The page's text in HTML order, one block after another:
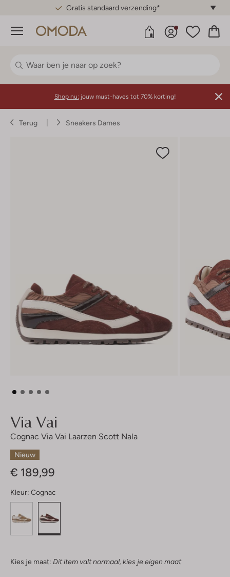
Gratis standaard verzending*
Menu
Shop nu: jouw must-haves tot 70% korting!
Terug Sneakers Dames
Via Vai
Cognac Via Vai Laarzen Scott Nala
Nieuw
€ 189,99
Kleur: Cognac
Kies je maat: Dit item valt normaal, kies je eigen maat